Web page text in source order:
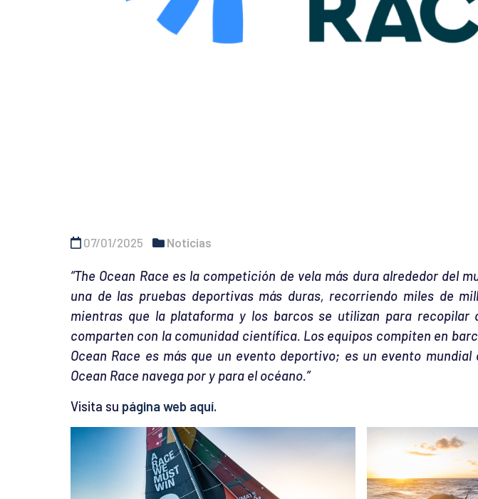
07/01/2025 Noticias
“The Ocean Race es la competición de vela más dura alrededor del
una de las pruebas deportivas más duras, recorriendo miles de
mientras que la plataforma y los barcos se utilizan para recopilar
comparten con la comunidad científica. Los equipos compiten en
Ocean Race es más que un evento deportivo; es un evento
Ocean Race navega por y para el océano.”
Visita su página web aquí.